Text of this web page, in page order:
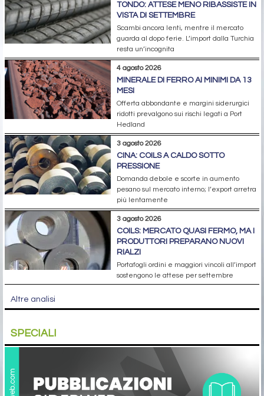
TONDO: ATTESE MENO RIBASSISTE IN
VISTA DI SETTEMBRE
Scambi ancora lenti, mentre il mercato
guarda al dopo ferie. L’import dalla Turchia
resta un’incognita
4 agosto 2026
MINERALE DI FERRO AI MINIMI DA 13
MESI
Offerta abbondante e margini siderurgici
ridotti prevalgono sui rischi legati a Port
Hedland
3 agosto 2026
CINA: COILS A CALDO SOTTO
PRESSIONE
Domanda debole e scorte in aumento
pesano sul mercato interno; l’export arretra
più lentamente
3 agosto 2026
COILS: MERCATO QUASI FERMO, MA I
PRODUTTORI PREPARANO NUOVI
RIALZI
Portafogli ordini e maggiori vincoli all’import
sostengono le attese per settembre
Altre analisi
SPECIALI